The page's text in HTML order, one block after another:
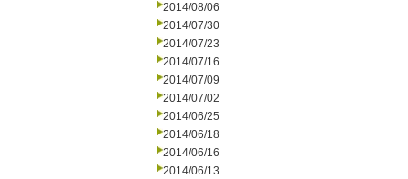
2014/08/06
2014/07/30
2014/07/23
2014/07/16
2014/07/09
2014/07/02
2014/06/25
2014/06/18
2014/06/16
2014/06/13